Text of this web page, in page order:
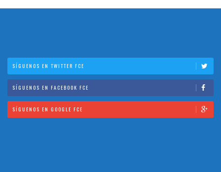
SÍGUENOS EN TWITTER FCE
SÍGUENOS EN FACEBOOK FCE
SÍGUENOS EN GOOGLE FCE